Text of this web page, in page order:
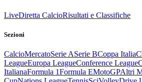
LiveDiretta CalcioRisultati e Classifiche
Sezioni
CalcioMercatoSerie ASerie BCoppa Italia
LeagueEuropa LeagueConference League
ItalianaFormula 1Formula EMotoGPAltri